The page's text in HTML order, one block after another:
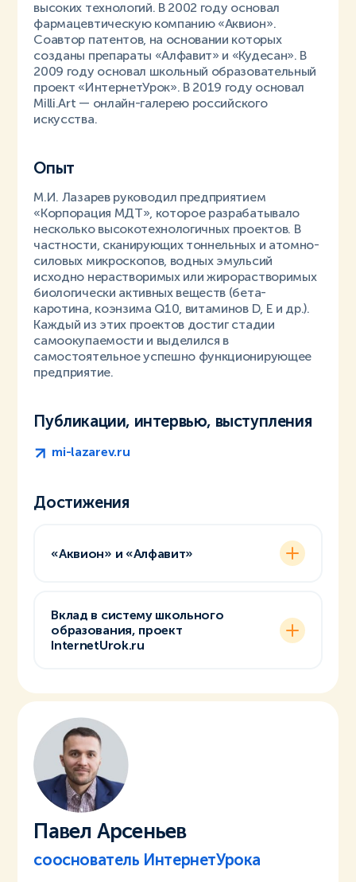
высоких технологий. В 2002 году основал
фармацевтическую компанию «Аквион».
Соавтор патентов, на основании которых
созданы препараты «Алфавит» и «Кудесан». В
2009 году основал школьный образовательный
проект «ИнтернетУрок». В 2019 году основал
Milli.Art — онлайн-галерею российского
искусства.
Опыт
М.И. Лазарев руководил предприятием
«Корпорация МДТ», которое разрабатывало
несколько высокотехнологичных проектов. В
частности, сканирующих тоннельных и атомно-
силовых микроскопов, водных эмульсий
исходно нерастворимых или жирорастворимых
биологически активных веществ (бета-
каротина, коэнзима Q10, витаминов D, E и др.).
Каждый из этих проектов достиг стадии
самоокупаемости и выделился в
самостоятельное успешно функционирующее
предприятие.
Публикации, интервью, выступления
mi-lazarev.ru
Достижения
«Аквион» и «Алфавит»
Вклад в систему школьного
образования, проект
InternetUrok.ru
Павел Арсеньев
сооснователь ИнтернетУрока